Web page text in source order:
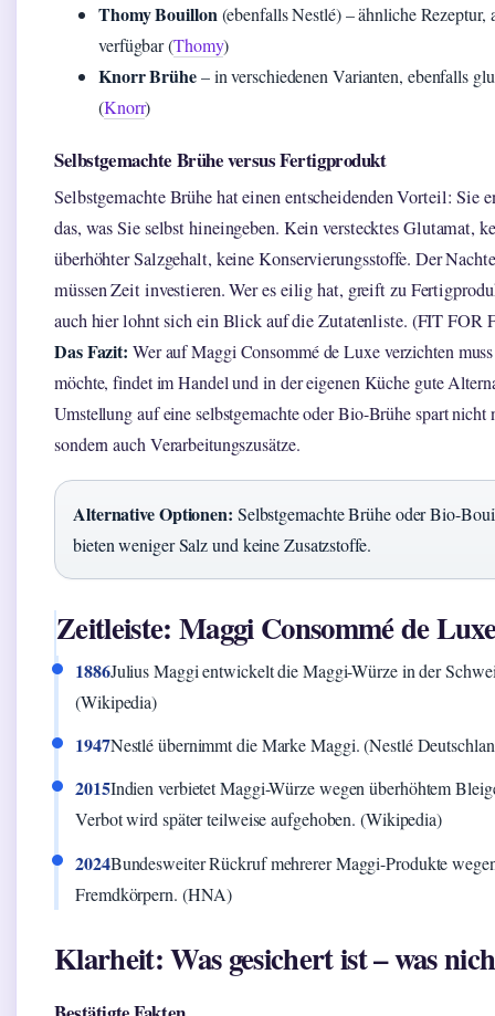
Thomy Bouillon (ebenfalls Nestlé) – ähnliche Rezeptur,
verfügbar (Thomy)
Knorr Brühe– in verschiedenen Varianten, ebenfalls
(Knorr)
Selbstgemachte Brühe versus Fertigprodukt
Selbstgemachte Brühe hat einen entscheidenden Vorteil: Sie
das, was Sie selbst hineingeben. Kein verstecktes Glutamat,
überhöhter Salzgehalt, keine Konservierungsstoffe. Der
müssen Zeit investieren. Wer es eilig hat, greift zu
auch hier lohnt sich ein Blick auf die Zutatenliste. (FIT FOR
Das Fazit: Wer auf Maggi Consommé de Luxe verzichten
möchte, findet im Handel und in der eigenen Küche gute
Umstellung auf eine selbstgemachte oder Bio-Brühe spart nicht
sondern auch Verarbeitungszusätze.
Alternative Optionen: Selbstgemachte Brühe oder Bio-
bieten weniger Salz und keine Zusatzstoffe.
Zeitleiste: Maggi Consommé de
1886Julius Maggi entwickelt die Maggi-Würze in der
(Wikipedia)
1947Nestlé übernimmt die Marke Maggi. (Nestlé
2015Indien verbietet Maggi-Würze wegen überhöhtem
Verbot wird später teilweise aufgehoben. (Wikipedia)
2024Bundesweiter Rückruf mehrerer Maggi-Produkte
Fremdkörpern. (HNA)
Klarheit: Was gesichert ist – was